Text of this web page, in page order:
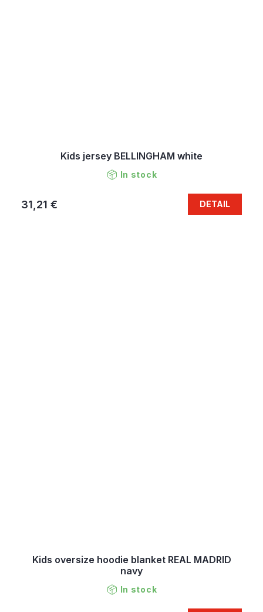
Kids jersey BELLINGHAM white
In stock
31,21 € DETAIL
Kids oversize hoodie blanket REAL MADRID
navy
In stock